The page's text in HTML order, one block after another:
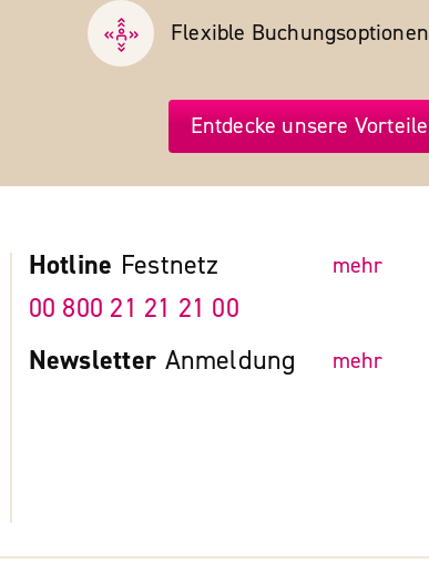
Flexible Buchungs­optionen
Entdecke unsere Vorteile
Hotline Festnetz mehr
00 800 21 21 21 00
Newsletter Anmeldung mehr